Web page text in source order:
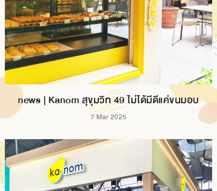
BRANCH
CONTACT
US
news | Kanom สุขุมวิท 49 ไม่ได้มีดีแค่ขนมอบ
7 Mar 2025